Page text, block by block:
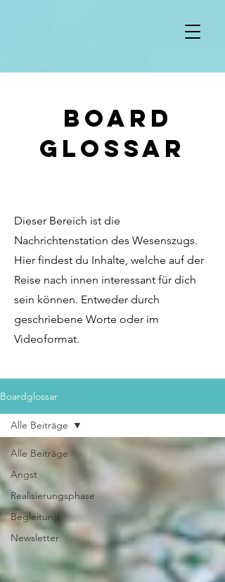
board
glossar
Dieser Bereich ist die
Nachrichtenstation des Wesenszugs.
Hier findest du Inhalte, welche auf der
Reise nach innen interessant für dich
sein können. Entweder durch
geschriebene Worte oder im
Videoformat.
Boardglossar
Alle Beiträge
Angst
Realisierungsphase
Begleitung
Newsletter
Alle Beiträge